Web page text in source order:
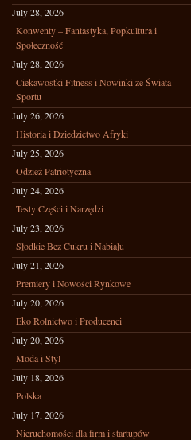
July 28, 2026
Konwenty – Fantastyka, Popkultura i
Społeczność
July 28, 2026
Ciekawostki Fitness i Nowinki ze Świata
Sportu
July 26, 2026
Historia i Dziedzictwo Afryki
July 25, 2026
Odzież Patriotyczna
July 24, 2026
Testy Części i Narzędzi
July 23, 2026
Słodkie Bez Cukru i Nabiału
July 21, 2026
Premiery i Nowości Rynkowe
July 20, 2026
Eko Rolnictwo i Producenci
July 20, 2026
Moda i Styl
July 18, 2026
Polska
July 17, 2026
Nieruchomości dla firm i startupów